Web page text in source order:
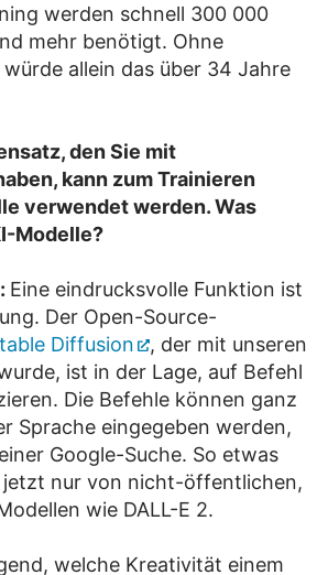
werden schnell 300 000
mehr benötigt. Ohne
allein das über 34 Jahre
den Sie mit
kann zum Trainieren
verwendet werden. Was
Modelle?
Eine eindrucksvolle Funktion ist
Der Open-Source-
Diffusion
, der mit unseren
ist in der Lage, auf Befehl
Die Befehle können ganz
Sprache eingegeben werden,
Google-Suche. So etwas
jetzt nur von nicht-öffentlichen,
wie DALL-E 2.
welche Kreativität einem